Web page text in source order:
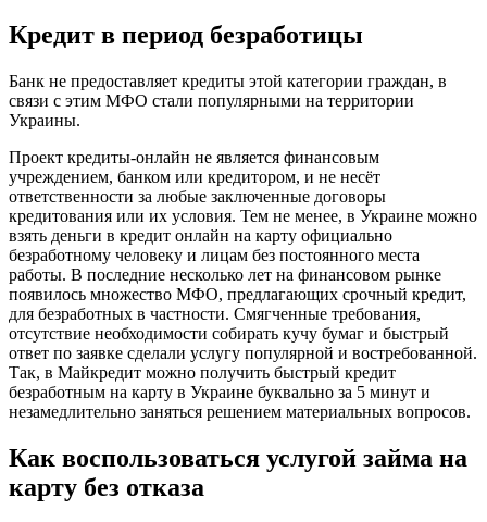
Кредит в период безработицы
Банк не предоставляет кредиты этой категории граждан, в
связи с этим МФО стали популярными на территории
Украины.
Проект кредиты-онлайн не является финансовым
учреждением, банком или кредитором, и не несёт
ответственности за любые заключенные договоры
кредитования или их условия. Тем не менее, в Украине можно
взять деньги в кредит онлайн на карту официально
безработному человеку и лицам без постоянного места
работы. В последние несколько лет на финансовом рынке
появилось множество МФО, предлагающих срочный кредит,
для безработных в частности. Смягченные требования,
отсутствие необходимости собирать кучу бумаг и быстрый
ответ по заявке сделали услугу популярной и востребованной.
Так, в Майкредит можно получить быстрый кредит
безработным на карту в Украине буквально за 5 минут и
незамедлительно заняться решением материальных вопросов.
Как воспользоваться услугой займа на
карту без отказа